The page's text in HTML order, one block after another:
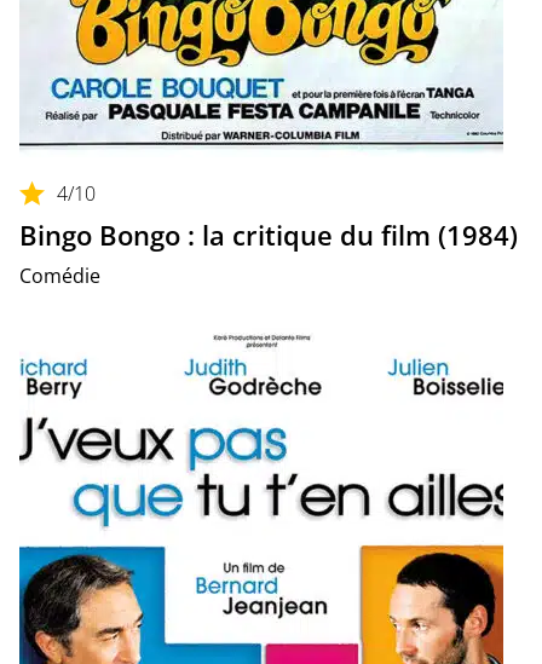
4/10
Bingo Bongo : la critique du film (1984)
Comédie